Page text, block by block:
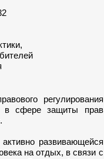
регулирования
в сфере защиты прав
развивающейся
на отдых, в связи с